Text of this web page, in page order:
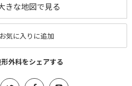
きな地図で見る
お気に入りに追加
外科をシェアする